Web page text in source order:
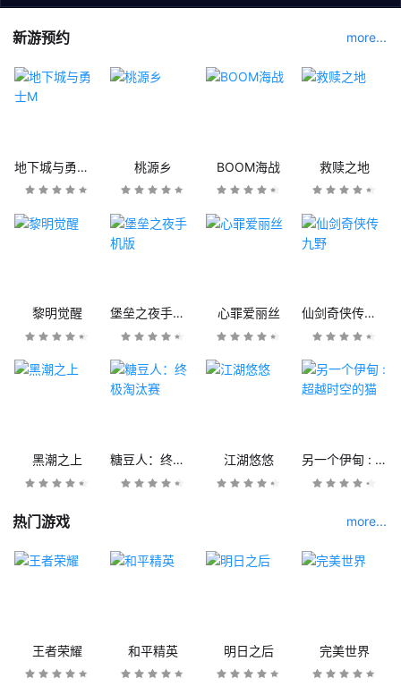
新游预约 more...
地下城与勇士M 桃源乡 BOOM海战 救赎之地
黎明觉醒 堡垒之夜手机版 心罪爱丽丝 仙剑奇侠传九野
黑潮之上 糖豆人：终极淘汰赛 江湖悠悠 另一个伊甸 : 超越时空的猫
热门游戏 more...
王者荣耀 和平精英 明日之后 完美世界